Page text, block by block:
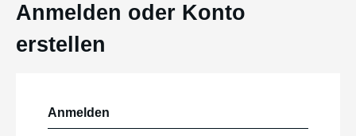
Anmelden oder Konto
erstellen
Anmelden